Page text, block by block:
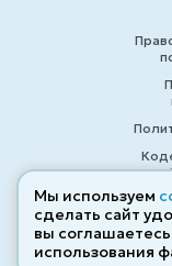
Мы используем
сделать сайт
вы
использования